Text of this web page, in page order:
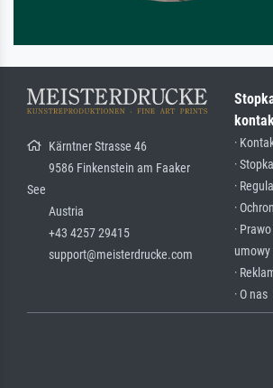
Kärntner Strasse 46
9586 Finkenstein am Faaker
See
Austria
+43 4257 29415
support@meisterdrucke.com
·
·
·
·
·
umowy
·
· O nas